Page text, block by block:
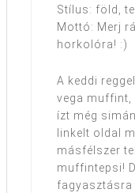
Stílus: föld,
Mottó: Merj
horkolóra! :)
A keddi
vega muffint,
ízt még
linkelt oldal
másfélszer
muffintepsi!